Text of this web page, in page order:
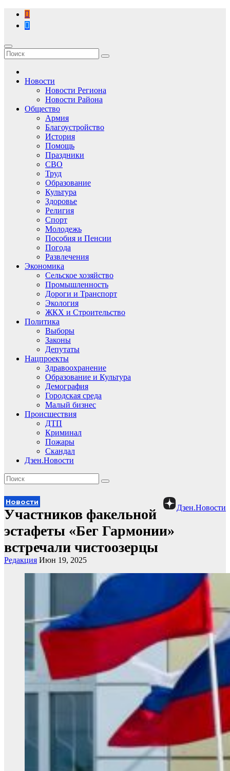
Перейти
содержимому
Новости
Новости Региона
Новости Района
Общество
Армия
Благоустройство
История
Помощь
Праздники
СВО
Труд
Образование
Культура
Здоровье
Религия
Спорт
Молодежь
Пособия и Пенсии
Погода
Развлечения
Экономика
Сельское хозяйство
Промышленность
Дороги и Транспорт
Экология
ЖКХ и Строительство
Политика
Выборы
Законы
Депутаты
Нацпроекты
Здравоохранение
Образование и Культура
Демография
Городская среда
Малый бизнес
Происшествия
ДТП
Криминал
Пожары
Скандал
Дзен.Новости
Дзен.Новости
Новости
Участников факельной
эстафеты «Бег Гармонии»
встречали чистоозерцы
Редакция Июн 19, 2025